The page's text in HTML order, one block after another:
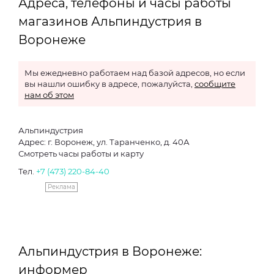
Адреса, телефоны и часы работы
магазинов Альпиндустрия в
Воронеже
Мы ежедневно работаем над базой адресов, но если
вы нашли ошибку в адресе, пожалуйста, сообщите
нам об этом
Альпиндустрия
Адрес: г. Воронеж, ул. Таранченко, д. 40А
Смотреть часы работы и карту
Тел. +7 (473) 220-84-40
Реклама
Альпиндустрия в Воронеже:
информер